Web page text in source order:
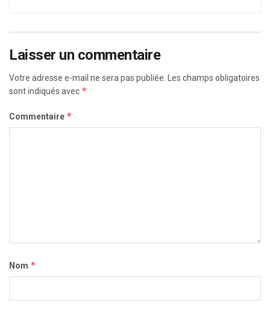
Laisser un commentaire
Votre adresse e-mail ne sera pas publiée.
Les champs obligatoires
sont indiqués avec *
Commentaire *
Nom *